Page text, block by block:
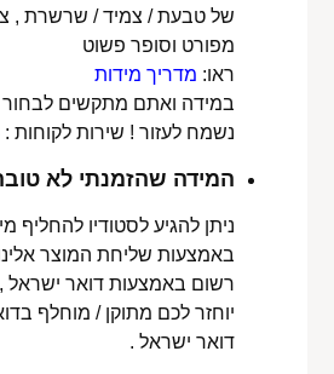
של טבעת / צמיד / שרשרת ,
מפורט וסופר פשוט
ראו: מדריך מידות
במידה ואתם מתקשים
נשמח לעזור ! שירות לקוחות :
המידה שהזמנתי לא
ניתן להגיע לסטודיו להחליף
באמצעות שליחת המוצר
רשום באמצעות דואר ישראל
יוחזר לכם מתוקן / מוחלף
דואר ישראל .